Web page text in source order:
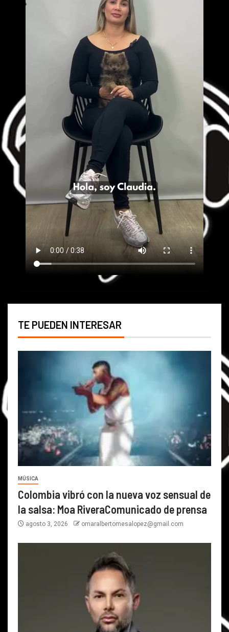
TE PUEDEN INTERESAR
MÚSICA
Colombia vibró con la nueva voz sensual de
la salsa: Moa RiveraComunicado de prensa
agosto 3, 2026 omaralbertomesalopez@gmail.com